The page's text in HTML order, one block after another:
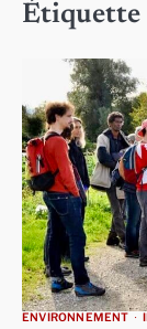
Étiquette
ENVIRONNEMENT